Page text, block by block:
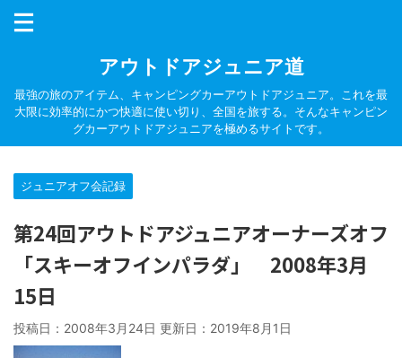
アウトドアジュニア道
最強の旅のアイテム、キャンピングカーアウトドアジュニア。これを最
大限に効率的にかつ快適に使い切り、全国を旅する。そんなキャンピン
グカーアウトドアジュニアを極めるサイトです。
ジュニアオフ会記録
第24回アウトドアジュニアオーナーズオフ
「スキーオフインパラダ」 2008年3月
15日
投稿日：2008年3月24日 更新日： 2019年8月1日